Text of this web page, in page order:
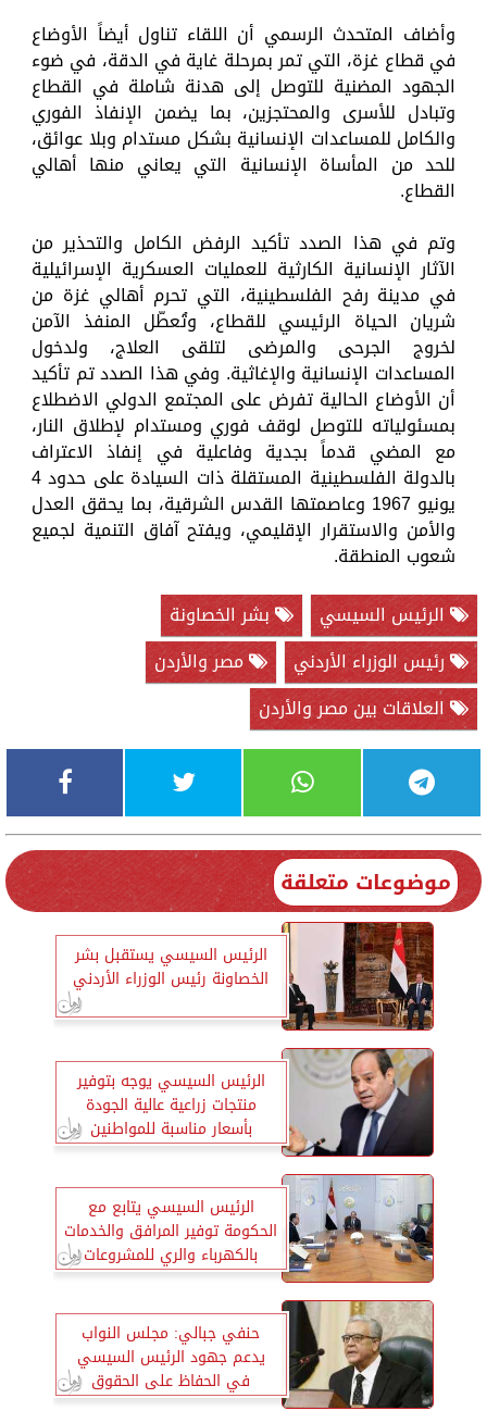
وأضاف المتحدث الرسمي أن اللقاء تناول أيضاً الأوضاع
في قطاع غزة، التي تمر بمرحلة غاية في الدقة، في ضوء
الجهود المضنية للتوصل إلى هدنة شاملة في القطاع
وتبادل للأسرى والمحتجزين، بما يضمن الإنفاذ الفوري
والكامل للمساعدات الإنسانية بشكل مستدام وبلا عوائق،
للحد من المأساة الإنسانية التي يعاني منها أهالي
القطاع.
وتم في هذا الصدد تأكيد الرفض الكامل والتحذير من
الآثار الإنسانية الكارثية للعمليات العسكرية الإسرائيلية
في مدينة رفح الفلسطينية، التي تحرم أهالي غزة من
شريان الحياة الرئيسي للقطاع، وتُعطّل المنفذ الآمن
لخروج الجرحى والمرضى لتلقى العلاج، ولدخول
المساعدات الإنسانية والإغاثية. وفي هذا الصدد تم تأكيد
أن الأوضاع الحالية تفرض على المجتمع الدولي الاضطلاع
بمسئولياته للتوصل لوقف فوري ومستدام لإطلاق النار،
مع المضي قدماً بجدية وفاعلية في إنفاذ الاعتراف
بالدولة الفلسطينية المستقلة ذات السيادة على حدود 4
يونيو 1967 وعاصمتها القدس الشرقية، بما يحقق العدل
والأمن والاستقرار الإقليمي، ويفتح آفاق التنمية لجميع
شعوب المنطقة.
الرئيس السيسي
بشر الخصاونة
رئيس الوزراء الأردني
مصر والأردن
العلاقات بين مصر والأردن
موضوعات متعلقة
الرئيس السيسي يستقبل بشر
الخصاونة رئيس الوزراء الأردني
الرئيس السيسي يوجه بتوفير
منتجات زراعية عالية الجودة
بأسعار مناسبة للمواطنين
الرئيس السيسي يتابع مع
الحكومة توفير المرافق والخدمات
بالكهرباء والري للمشروعات
الزراعية
حنفي جبالي: مجلس النواب
يدعم جهود الرئيس السيسي
في الحفاظ على الحقوق
المشروعة للشعب الفلسطينيّ